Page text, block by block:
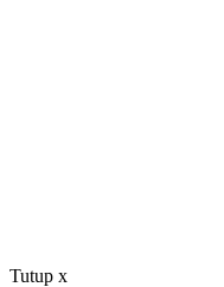
Tutup x